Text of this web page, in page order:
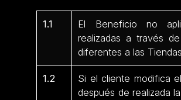
1.1
El Beneficio no
realizadas a través
diferentes a las
1.2
Si el cliente modifica
después de realizada